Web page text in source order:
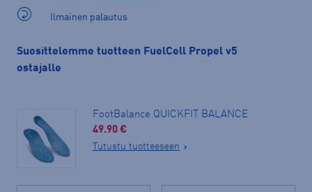
Ilmainen palautus
Suosittelemme tuotteen FuelCell Propel v5
ostajalle
FootBalance QUICKFIT BALANCE
49.90 €
Tutustu tuotteeseen